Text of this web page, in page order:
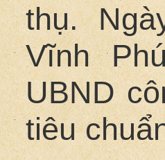
thụ.
Vĩnh
UBND
tiêu